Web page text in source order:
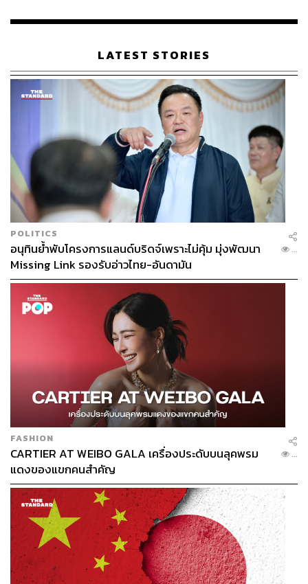
เรือนไทยที่ถูกซุกไว้
LATEST STORIES
POLITICS
อนุทินย้ำพับโครงการแลนด์บริดจ์เพราะไม่คุ้ม มุ่งพัฒนา
Missing Link รองรับอ่าวไทย-อันดามัน
...
FASHION
CARTIER AT WEIBO GALA เครื่องประดับบนลุคพรม
แดงของแขกคนสำคัญ
...